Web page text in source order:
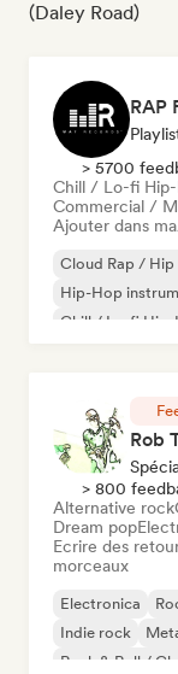
(Daley Road)
> 5700
Chill / Lo-fi
Commercial /
Ajouter dans
Cloud Rap / Hip
Hip-Hop
Chill / Lo-fi Hip-
Rob
> 800
Alternative rock
Dream pop
Ecrire des
morceaux
Electronica
Indie rock
Rock & Roll /